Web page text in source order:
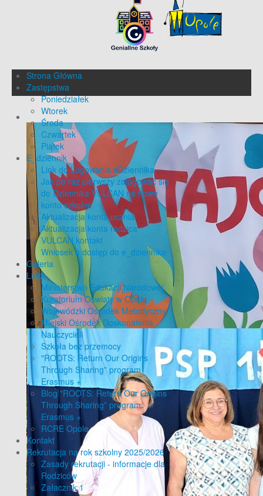
Strona Główna
Zastępstwa
Poniedziałek
Wtorek
Środa
Czwartek
Piątek
E_dziennik
Link do Logowania eDziennika
Jak po raz pierwszy zalogować się
do Dziennika VULCAN na nowe
konto szkolne
Aktualizacja konta ucznia
Aktualizacja konta rodzica
VULCAN kontakt
Wniosek o dostęp do e_dziennika
Galeria
Linki
Ministerstwo Edukacji Narodowej
Kuratorium Oświaty w Opolu
Wojewódzki Ośrodek Metodyczny
Miejski Ośrodek Doskonalenia
Nauczycieli
Szkoła bez przemocy
"ROOTS: Return Our Origins
Through Sharing” program
Erasmus +
Blog "ROOTS: Return Our Origins
Through Sharing” program
Erasmus +
RCRE Opole
Kontakt
Rekrutacja na rok szkolny 2025/2026
Zasady rekrutacji - informacje dla
Rodziców
Załacznik 1